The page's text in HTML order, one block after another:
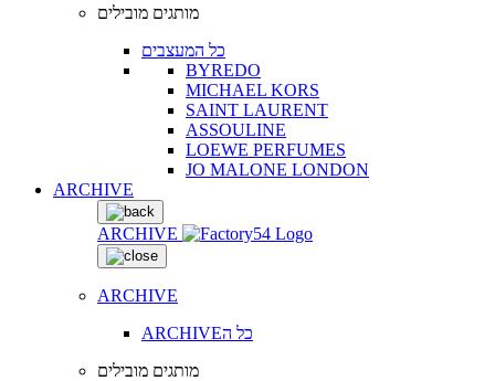
מותגים מובילים
כל המעצבים
BYREDO
MICHAEL KORS
SAINT LAURENT
ASSOULINE
LOEWE PERFUMES
JO MALONE LONDON
ARCHIVE
ARCHIVE
ARCHIVE
ARCHIVEכל ה
מותגים מובילים